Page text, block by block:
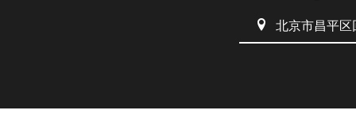
 北京市昌平区